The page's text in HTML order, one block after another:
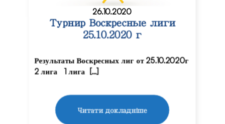
26.10.2020
Турнир Воскресные лиги
25.10.2020 г
Результаты Воскресных лиг от 25.10.2020г
2 лига 1 лига […]
Читати докладніше